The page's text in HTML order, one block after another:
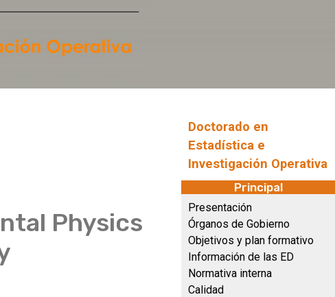
Physics
Doctorado en
Estadística e
Investigación Operativa
Principal
Presentación
Órganos de Gobierno
Objetivos y plan formativo
Información de las ED
Normativa interna
Calidad